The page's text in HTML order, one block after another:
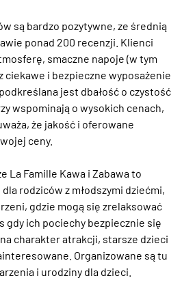
są bardzo pozytywne, ze średnią
ponad 200 recenzji. Klienci
smaczne napoje (w tym
ciekawe i bezpieczne wyposażenie
jest dbałość o czystość
wspominają o wysokich cenach,
że jakość i oferowane
ceny.
La Famille Kawa i Zabawa to
rodziców z młodszymi dziećmi,
gdzie mogą się zrelaksować
gdy ich pociechy bezpiecznie się
charakter atrakcji, starsze dzieci
Organizowane są tu
i urodziny dla dzieci.